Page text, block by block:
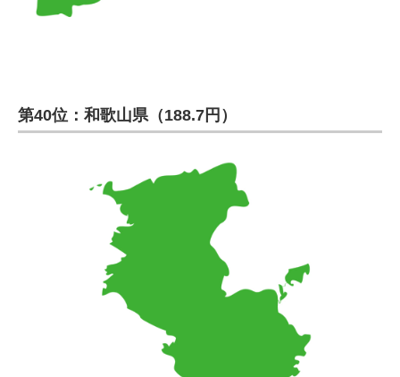
第40位：和歌山県（188.7円）